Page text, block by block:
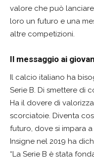
valore che può
loro un futuro e una
altre competizioni.
Il messaggio ai
Il calcio italiano ha
Serie B. Di smettere di
Ha il dovere di
scorciatoie. Diventa
futuro, dove si impara
Insigne nel 2019 ha
“La Serie B è stata